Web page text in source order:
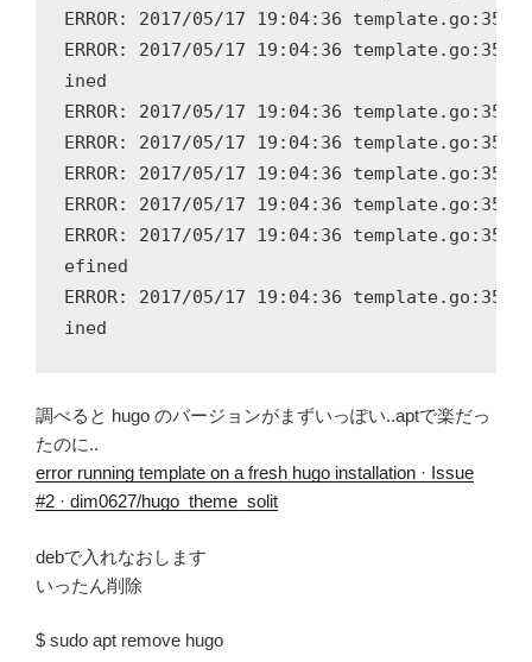
ERROR: 2017/05/17 19:04:36
ERROR: 2017/05/17 19:04:36
ined
ERROR: 2017/05/17 19:04:36
ERROR: 2017/05/17 19:04:36
ERROR: 2017/05/17 19:04:36
ERROR: 2017/05/17 19:04:36
ERROR: 2017/05/17 19:04:36
efined
ERROR: 2017/05/17 19:04:36
調べると hugo のバージョンがまずいっぽい..aptで楽だっ
たのに..
error running template on a fresh hugo installation · Issue
#2 · dim0627/hugo_theme_solit
debで入れなおします
いったん削除
$ sudo apt remove hugo